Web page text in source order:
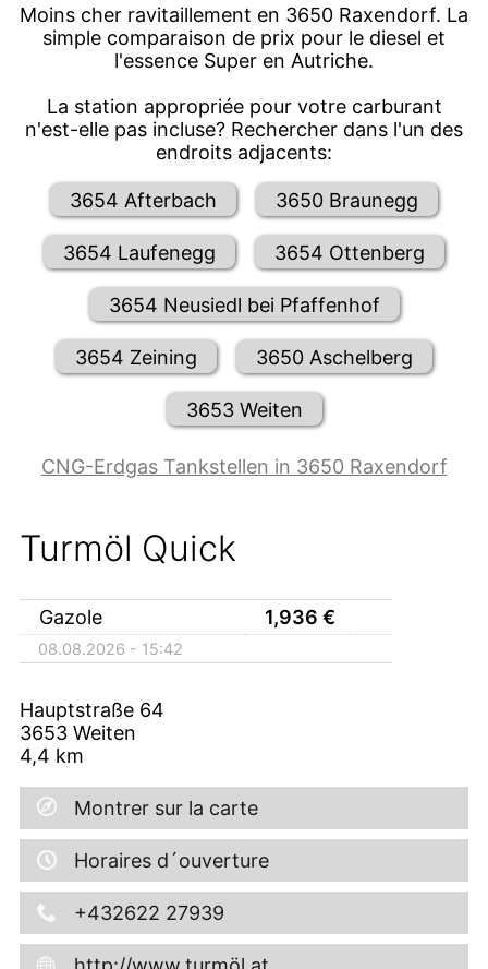
Moins cher ravitaillement en 3650 Raxendorf. La
simple comparaison de prix pour le diesel et
l'essence Super en Autriche.
La station appropriée pour votre carburant
n'est-elle pas incluse? Rechercher dans l'un des
endroits adjacents:
3654 Afterbach 3650 Braunegg
3654 Laufenegg 3654 Ottenberg
3654 Neusiedl bei Pfaffenhof
3654 Zeining 3650 Aschelberg
3653 Weiten
CNG-Erdgas Tankstellen in 3650 Raxendorf
Turmöl Quick
Gazole 1,936 €
08.08.2026 - 15:42
Hauptstraße 64
3653 Weiten
4,4 km
Montrer sur la carte
Horaires d´ouverture
+432622 27939